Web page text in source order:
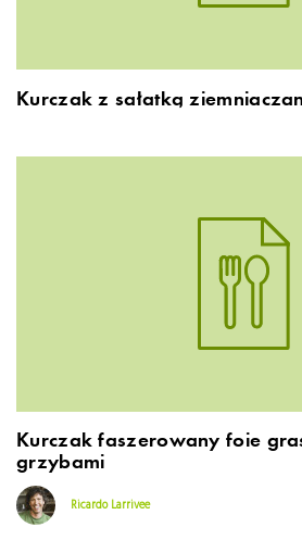
Kurczak z sałatką
Kurczak faszerowany foie
grzybami
Ricardo Larrivee